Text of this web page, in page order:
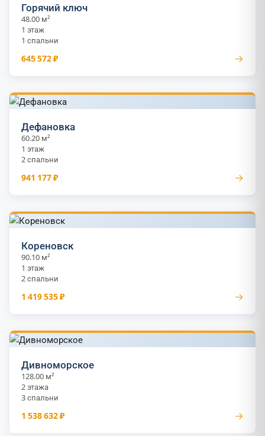
Горячий ключ
48.00 м²
1 этаж
1 спальни
645 572 ₽ →
Дефановка
60.20 м²
1 этаж
2 спальни
941 177 ₽ →
Кореновск
90.10 м²
1 этаж
2 спальни
1 419 535 ₽ →
Дивноморское
128.00 м²
2 этажа
3 спальни
1 538 632 ₽ →